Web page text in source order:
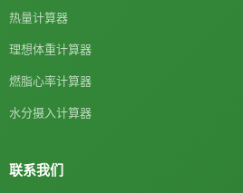
热量计算器
理想体重计算器
燃脂心率计算器
水分摄入计算器
联系我们